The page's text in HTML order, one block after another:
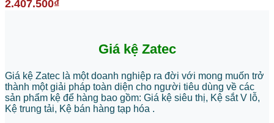
2.407.500₫
Giá kệ Zatec
Giá kệ Zatec là một doanh nghiệp ra đời với mong muốn trở
thành một giải pháp toàn diện cho người tiêu dùng về các
sản phẩm kệ để hàng bao gồm: Giá kệ siêu thị, Kệ sắt V lỗ,
Kệ trung tải, Kệ bán hàng tạp hóa .